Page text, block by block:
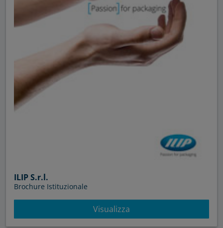
ILIP S.r.l.
Brochure Istituzionale
Visualizza